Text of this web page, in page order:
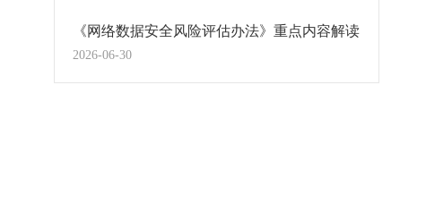
《网络数据安全风险评估办法》重点内容解读
2026-06-30